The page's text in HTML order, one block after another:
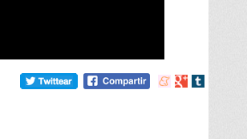
Compartir
Compartir
Compartir